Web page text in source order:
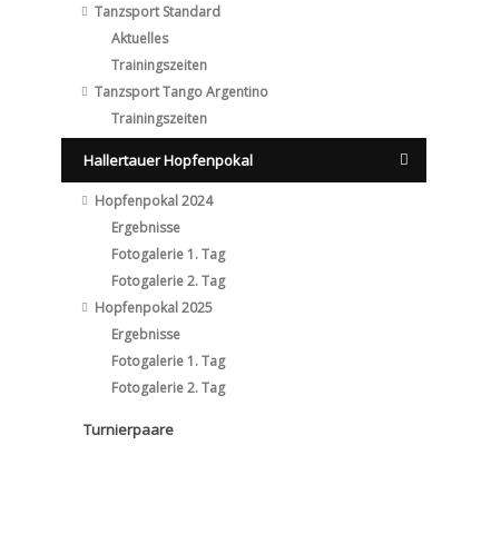
Tanzsport Standard
Aktuelles
Trainingszeiten
Tanzsport Tango Argentino
Trainingszeiten
Hallertauer Hopfenpokal
Hopfenpokal 2024
Ergebnisse
Fotogalerie 1. Tag
Fotogalerie 2. Tag
Hopfenpokal 2025
Ergebnisse
Fotogalerie 1. Tag
Fotogalerie 2. Tag
Turnierpaare